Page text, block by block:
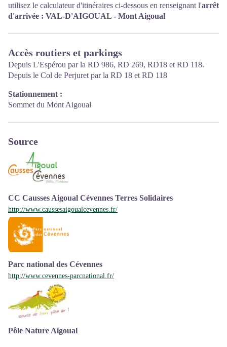
utilisez le calculateur d'itinéraires ci-dessous en renseignant l'arrêt
d'arrivée : VAL-D'AIGOUAL - Mont Aigoual
Accès routiers et parkings
Depuis L'Espérou par la RD 986, RD 269, RD18 et RD 118.
Depuis le Col de Perjuret par la RD 18 et RD 118
Stationnement :
Sommet du Mont Aigoual
Source
CC Causses Aigoual Cévennes Terres Solidaires
http://www.caussesaigoualcevennes.fr/
Parc national des Cévennes
http://www.cevennes-parcnational.fr/
Pôle Nature Aigoual